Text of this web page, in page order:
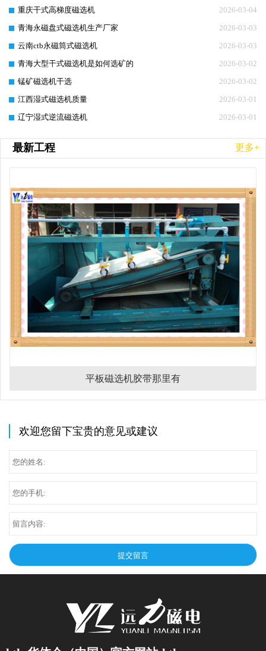
2026-03-04
重庆干式高梯度磁选机
2026-03-03
青海永磁盘式磁选机生产厂家
2026-03-03
云南ctb永磁筒式磁选机
2026-03-02
青海大型干式磁选机是如何选矿的
2026-03-02
锰矿磁选机干选
2026-03-01
江西湿式磁选机质量
2026-03-01
辽宁湿式逆流磁选机
最新工程 更多+
平板磁选机胶带那里有
欢迎您留下宝贵的意见或建议